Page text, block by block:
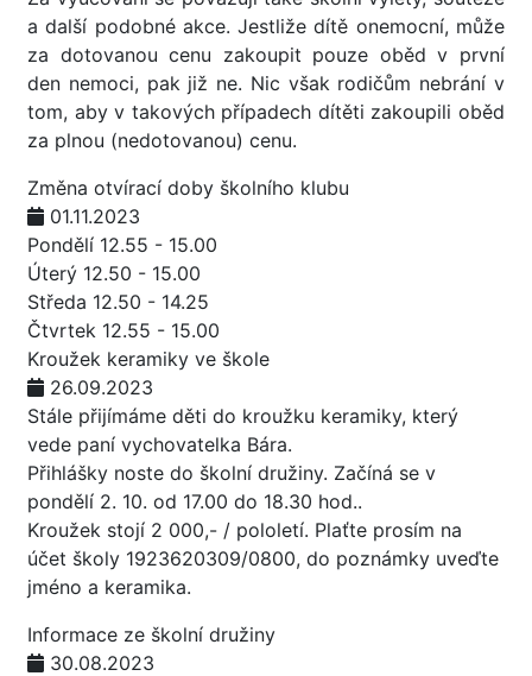
a další podobné akce. Jestliže dítě onemocní, může
za dotovanou cenu zakoupit pouze oběd v první
den nemoci, pak již ne. Nic však rodičům nebrání v
tom, aby v takových případech dítěti zakoupili oběd
za plnou (nedotovanou) cenu.
Změna otvírací doby školního klubu
01.11.2023
Pondělí 12.55 - 15.00
Úterý 12.50 - 15.00
Středa 12.50 - 14.25
Čtvrtek 12.55 - 15.00
Kroužek keramiky ve škole
26.09.2023
Stále přijímáme děti do kroužku keramiky, který
vede paní vychovatelka Bára.
Přihlášky noste do školní družiny. Začíná se v
pondělí 2. 10. od 17.00 do 18.30 hod..
Kroužek stojí 2 000,- / pololetí. Plaťte prosím na
účet školy 1923620309/0800, do poznámky uveďte
jméno a keramika.
Informace ze školní družiny
30.08.2023